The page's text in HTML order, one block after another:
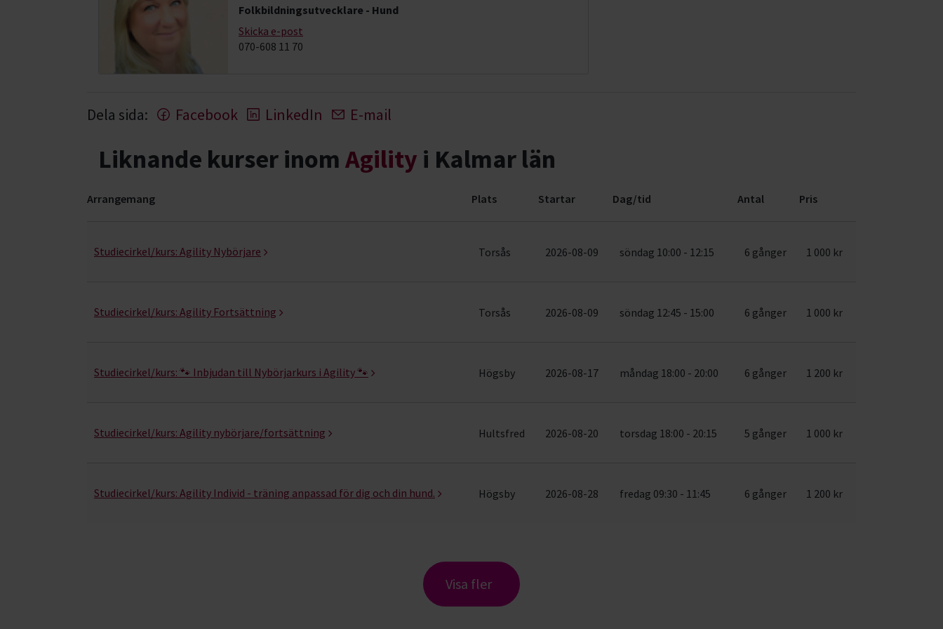
Folkbildningsutvecklare - Hund
Skicka e-post
070-608 11 70
Dela sida: Facebook LinkedIn E-mail
Liknande kurser inom Agility i Kalmar län
Arrangemang Plats Startar Dag/tid Antal Pris
Studiecirkel/kurs: Agility Nybörjare Torsås 2026-08-09 söndag 10:00 - 12:15 6 gånger 1 000 kr
Studiecirkel/kurs: Agility Fortsättning Torsås 2026-08-09 söndag 12:45 - 15:00 6 gånger 1 000 kr
Studiecirkel/kurs: 🐾 Inbjudan till Nybörjarkurs i Agility 🐾 Högsby 2026-08-17 måndag 18:00 - 20:00 6 gånger 1 200 kr
Studiecirkel/kurs: Agility nybörjare/fortsättning Hultsfred 2026-08-20 torsdag 18:00 - 20:15 5 gånger 1 000 kr
Studiecirkel/kurs: Agility Individ - träning anpassad för dig och din hund. Högsby 2026-08-28 fredag 09:30 - 11:45 6 gånger 1 200 kr
Visa fler